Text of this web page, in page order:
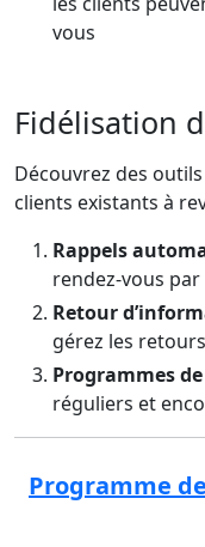
vous
Fidélisation
Découvrez des
clients existants à
Rappels
rendez-vous par
Retour
gérez les
Programmes
réguliers et
Programme